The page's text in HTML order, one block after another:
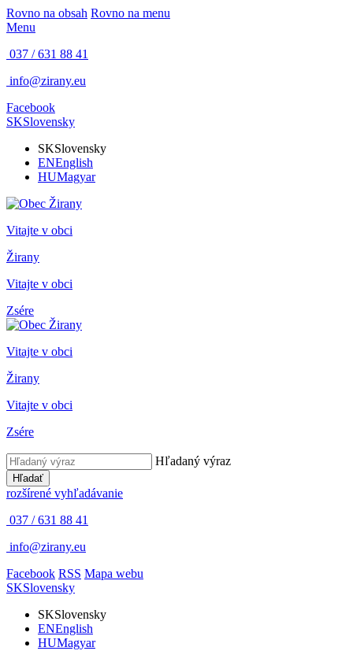
Rovno na obsah Rovno na menu
Menu
037 / 631 88 41
info@zirany.eu
Facebook
SKSlovensky
SKSlovensky
ENEnglish
HUMagyar
Vitajte v obci
Žirany
Vitajte v obci
Zsére
Vitajte v obci
Žirany
Vitajte v obci
Zsére
Hľadaný výraz
Hľadať
rozšírené vyhľadávanie
037 / 631 88 41
info@zirany.eu
Facebook RSS Mapa webu
SKSlovensky
SKSlovensky
ENEnglish
HUMagyar